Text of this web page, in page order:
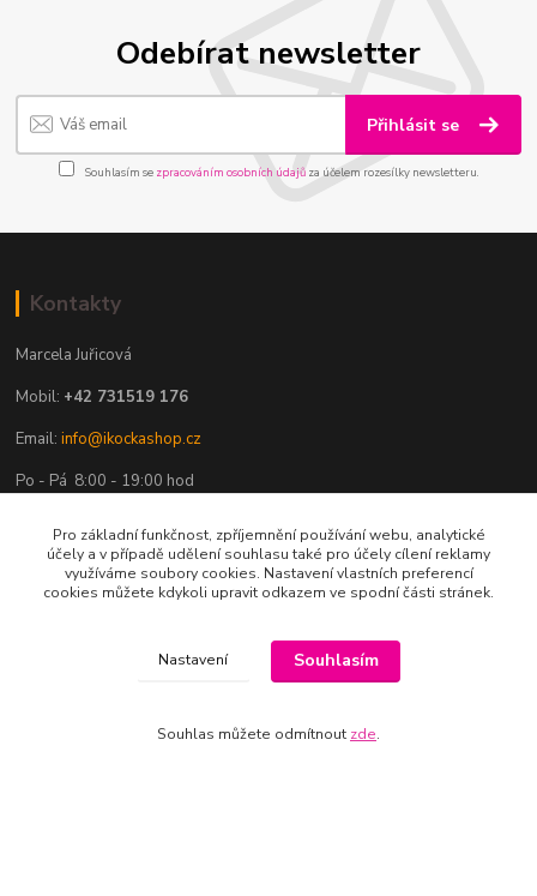
Odebírat newsletter
Přihlásit se
Souhlasím se zpracováním osobních údajůza účelem rozesílky newsletteru.
Kontakty
Marcela Juřicová
Mobil: +42 731519 176
Email:info@ikockashop.cz
Po - Pá 8:00 - 19:00 hod
Pro základní funkčnost, zpříjemnění používání webu, analytické
účely a v případě udělení souhlasu také pro účely cílení reklamy
využíváme soubory cookies. Nastavení vlastních preferencí
cookies můžete kdykoli upravit odkazem ve spodní části stránek.
Nastavení Souhlasím
Souhlas můžete odmítnout zde.